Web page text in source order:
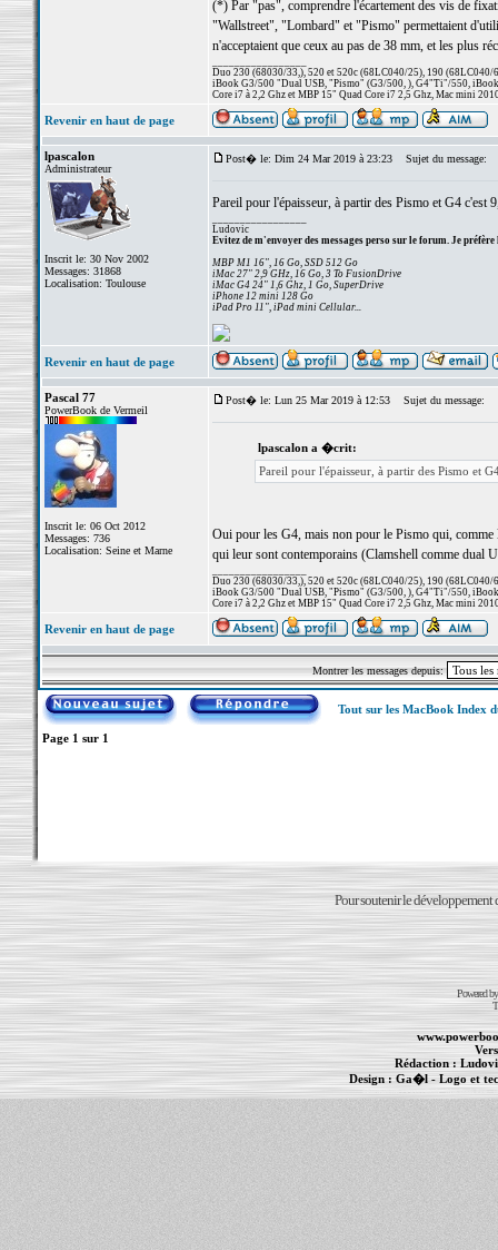
(*) Par "pas", comprendre l'écartement des vis de
"Wallstreet", "Lombard" et "Pismo" permettaient
n'acceptaient que ceux au pas de 38 mm, et les plus
Duo 230 (68030/33,), 520 et 520c (68LC040/25), 190 (68LC040/
iBook G3/500 "Dual USB, "Pismo" (G3/500, ), G4"Ti"/550,
Core i7 à 2,2 Ghz et MBP 15" Quad Core i7 2,5 Ghz, Mac mini
Revenir en haut de page
lpascalon
Administrateur
Inscrit le: 30 Nov 2002
Messages: 31868
Localisation: Toulouse
Post� le: Dim 24 Mar 2019 à 23:23 Sujet du message:
Pareil pour l'épaisseur, à partir des Pismo et G4 c'est
Ludovic
Evitez de m'envoyer des messages perso sur le forum. Je préfère
MBP M1 16", 16 Go, SSD 512 Go
iMac 27" 2,9 GHz, 16 Go, 3 To FusionDrive
iMac G4 24" 1,6 Ghz, 1 Go, SuperDrive
iPhone 12 mini 128 Go
iPad Pro 11", iPad mini Cellular...
Revenir en haut de page
Pascal 77
PowerBook de Vermeil
Inscrit le: 06 Oct 2012
Messages: 736
Localisation: Seine et Marne
Post� le: Lun 25 Mar 2019 à 12:53 Sujet du message:
lpascalon a �crit:
Pareil pour l'épaisseur, à partir des Pismo et
Oui pour les G4, mais non pour le Pismo qui,
qui leur sont contemporains (Clamshell comme dual
Duo 230 (68030/33,), 520 et 520c (68LC040/25), 190 (68LC040/
iBook G3/500 "Dual USB, "Pismo" (G3/500, ), G4"Ti"/550,
Core i7 à 2,2 Ghz et MBP 15" Quad Core i7 2,5 Ghz, Mac mini
Revenir en haut de page
Montrer les messages depuis:
Tout sur les MacBook Index
Page 1 sur 1
Pour soutenir le développement
Powered
Rédaction :
Design : Ga�l- Logo et